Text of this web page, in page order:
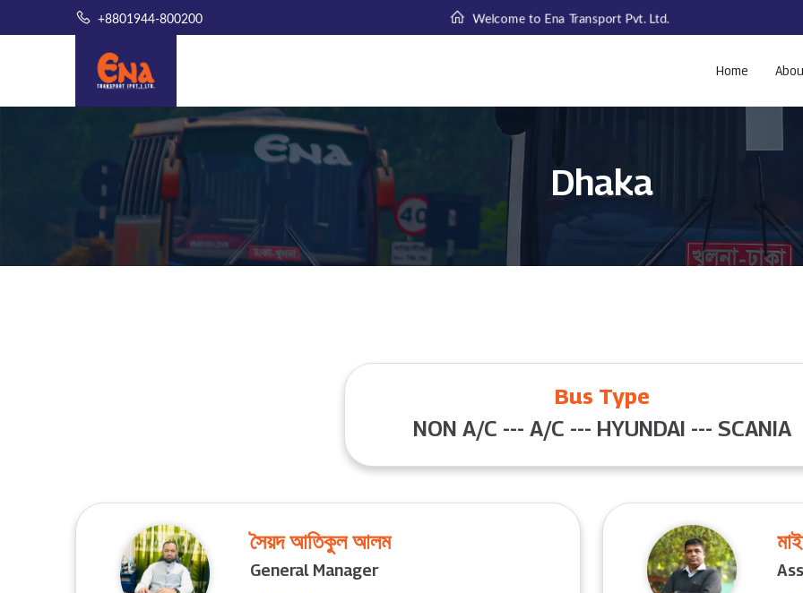
+8801944-800200 Welcome to Ena Transport Pvt. Ltd.
Home
Dhaka
Bus Type
NON A/C --- A/C --- HYUNDAI --- SCANIA
সৈয়দ আতিকুল আলম
General Manager